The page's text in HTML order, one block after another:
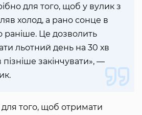
для того, щоб у вулик з
холод, а рано сонце в
раніше. Це дозволить
льотний день на 30 хв
пізніше закінчувати», —
того, щоб отримати